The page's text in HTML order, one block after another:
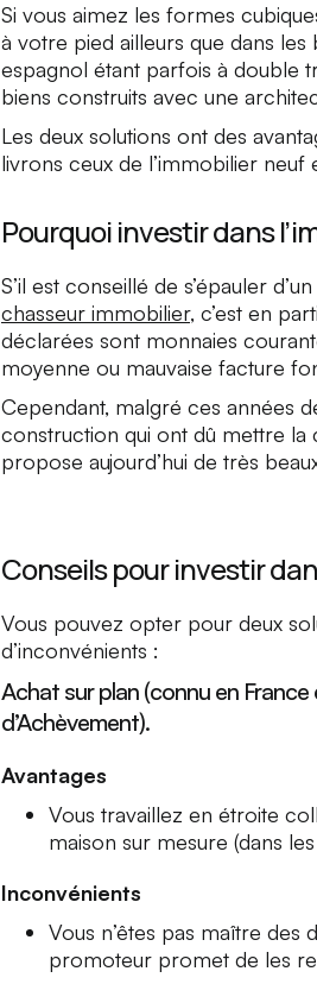
Si vous aimez les formes
à votre pied ailleurs que dans
espagnol étant parfois à double
biens construits avec une
Les deux solutions ont des
livrons ceux de l’immobilier neuf
Pourquoi investir dans
S’il est conseillé de s’épauler d’un
chasseur immobilier, c’est en
déclarées sont monnaies
moyenne ou mauvaise facture
Cependant, malgré ces années
construction qui ont dû mettre la
propose aujourd’hui de très
Conseils pour investir
Vous pouvez opter pour deux
d’inconvénients :
Achat sur plan (connu en France
d’Achèvement).
Avantages
Vous travaillez en étroite
maison sur mesure (dans
Inconvénients
Vous n’êtes pas maître des
promoteur promet de les